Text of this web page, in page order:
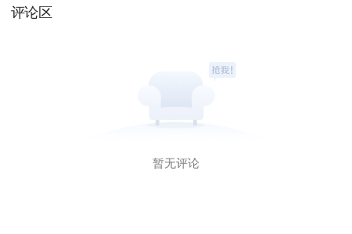
评论区
暂无评论